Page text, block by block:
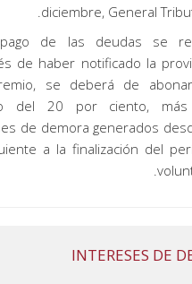
diciembre, General
de las deudas se
de haber notificado la
se deberá de
del 20 por ciento,
de demora generados
a la finalización del
INTERESES DE